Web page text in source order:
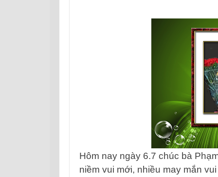
Hôm nay ngày 6.7 chúc bà
niềm vui mới, nhiều may mắn